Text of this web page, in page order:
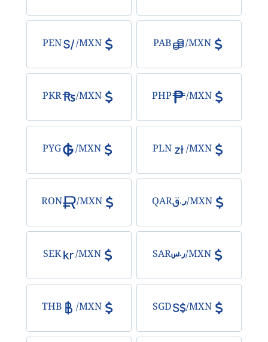
MXN
/
PAB
MXN
/
PEN
MXN
/
PHP
MXN
/
PKR
MXN
/
PLN
MXN
/
PYG
MXN
/
QAR
MXN
/
RON
MXN
/
SAR
MXN
/
SEK
MXN
/
SGD
MXN
/
THB